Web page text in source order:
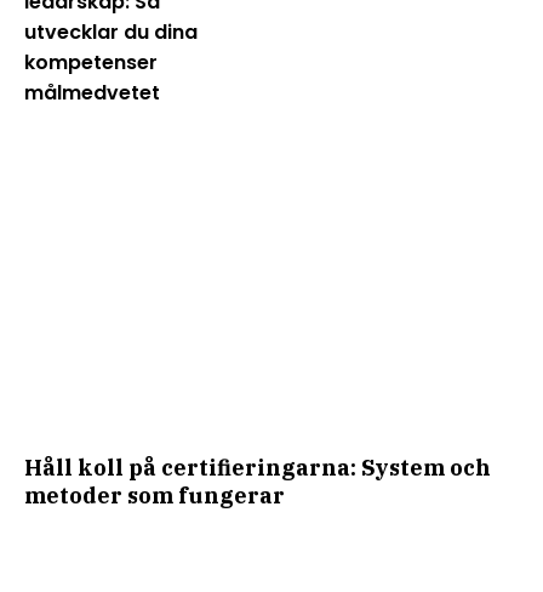
utvecklar du dina
kompetenser
målmedvetet
Håll koll på certifieringarna: System och
metoder som fungerar